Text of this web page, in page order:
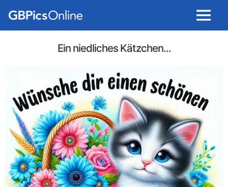
Menu
Ein niedliches Kätzchen...